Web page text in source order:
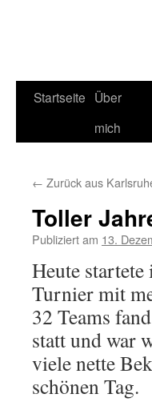
Zum
Startseite Über
mich
← Zurück aus
Toller
Publiziert am 13.
Heute
Turnier mit
32 Teams
statt und war
viele nette
schönen Tag.